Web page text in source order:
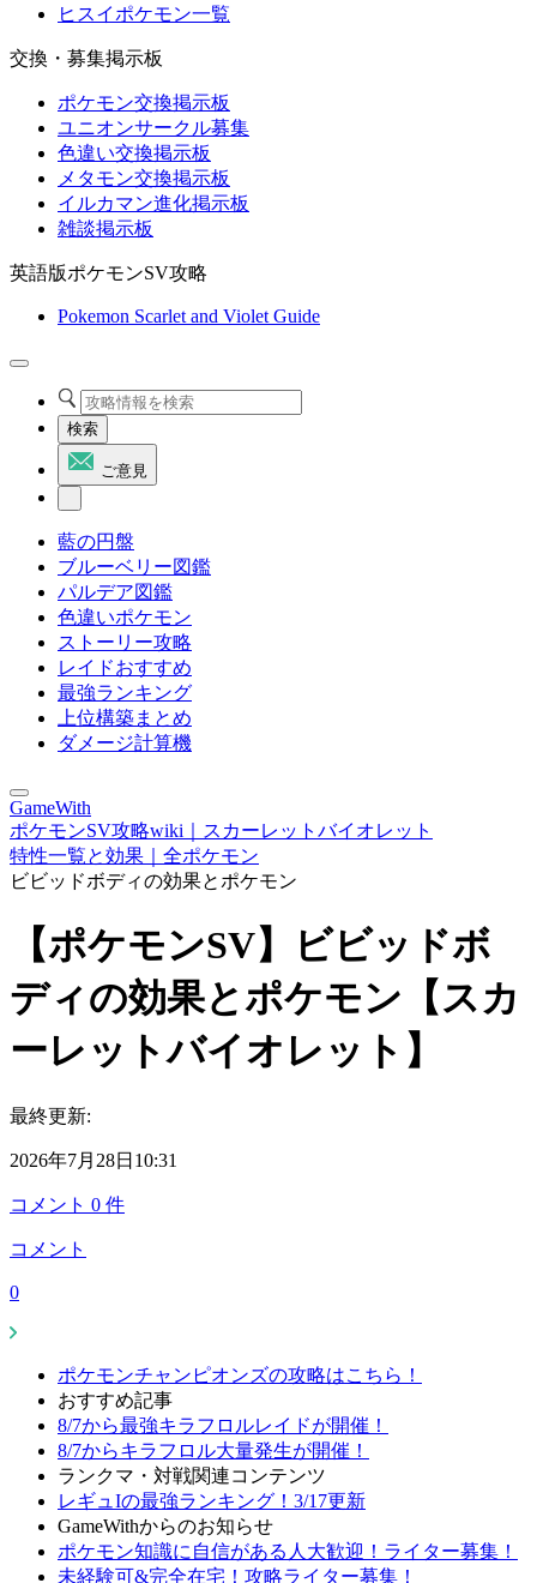
ヒスイポケモン一覧
交換・募集掲示板
ポケモン交換掲示板
ユニオンサークル募集
色違い交換掲示板
メタモン交換掲示板
イルカマン進化掲示板
雑談掲示板
英語版ポケモンSV攻略
Pokemon Scarlet and Violet Guide
検索
ご意見
藍の円盤
ブルーベリー図鑑
パルデア図鑑
色違いポケモン
ストーリー攻略
レイドおすすめ
最強ランキング
上位構築まとめ
ダメージ計算機
GameWith
ポケモンSV攻略wiki｜スカーレットバイオレット
特性一覧と効果｜全ポケモン
ビビッドボディの効果とポケモン
【ポケモンSV】ビビッドボ
ディの効果とポケモン【スカ
ーレットバイオレット】
最終更新:
2026年7月28日10:31
コメント 0 件
コメント
0
ポケモンチャンピオンズの攻略はこちら！
おすすめ記事
8/7から最強キラフロルレイドが開催！
8/7からキラフロル大量発生が開催！
ランクマ・対戦関連コンテンツ
レギュIの最強ランキング！3/17更新
GameWithからのお知らせ
ポケモン知識に自信がある人大歓迎！ライター募集！
未経験可&完全在宅！攻略ライター募集！